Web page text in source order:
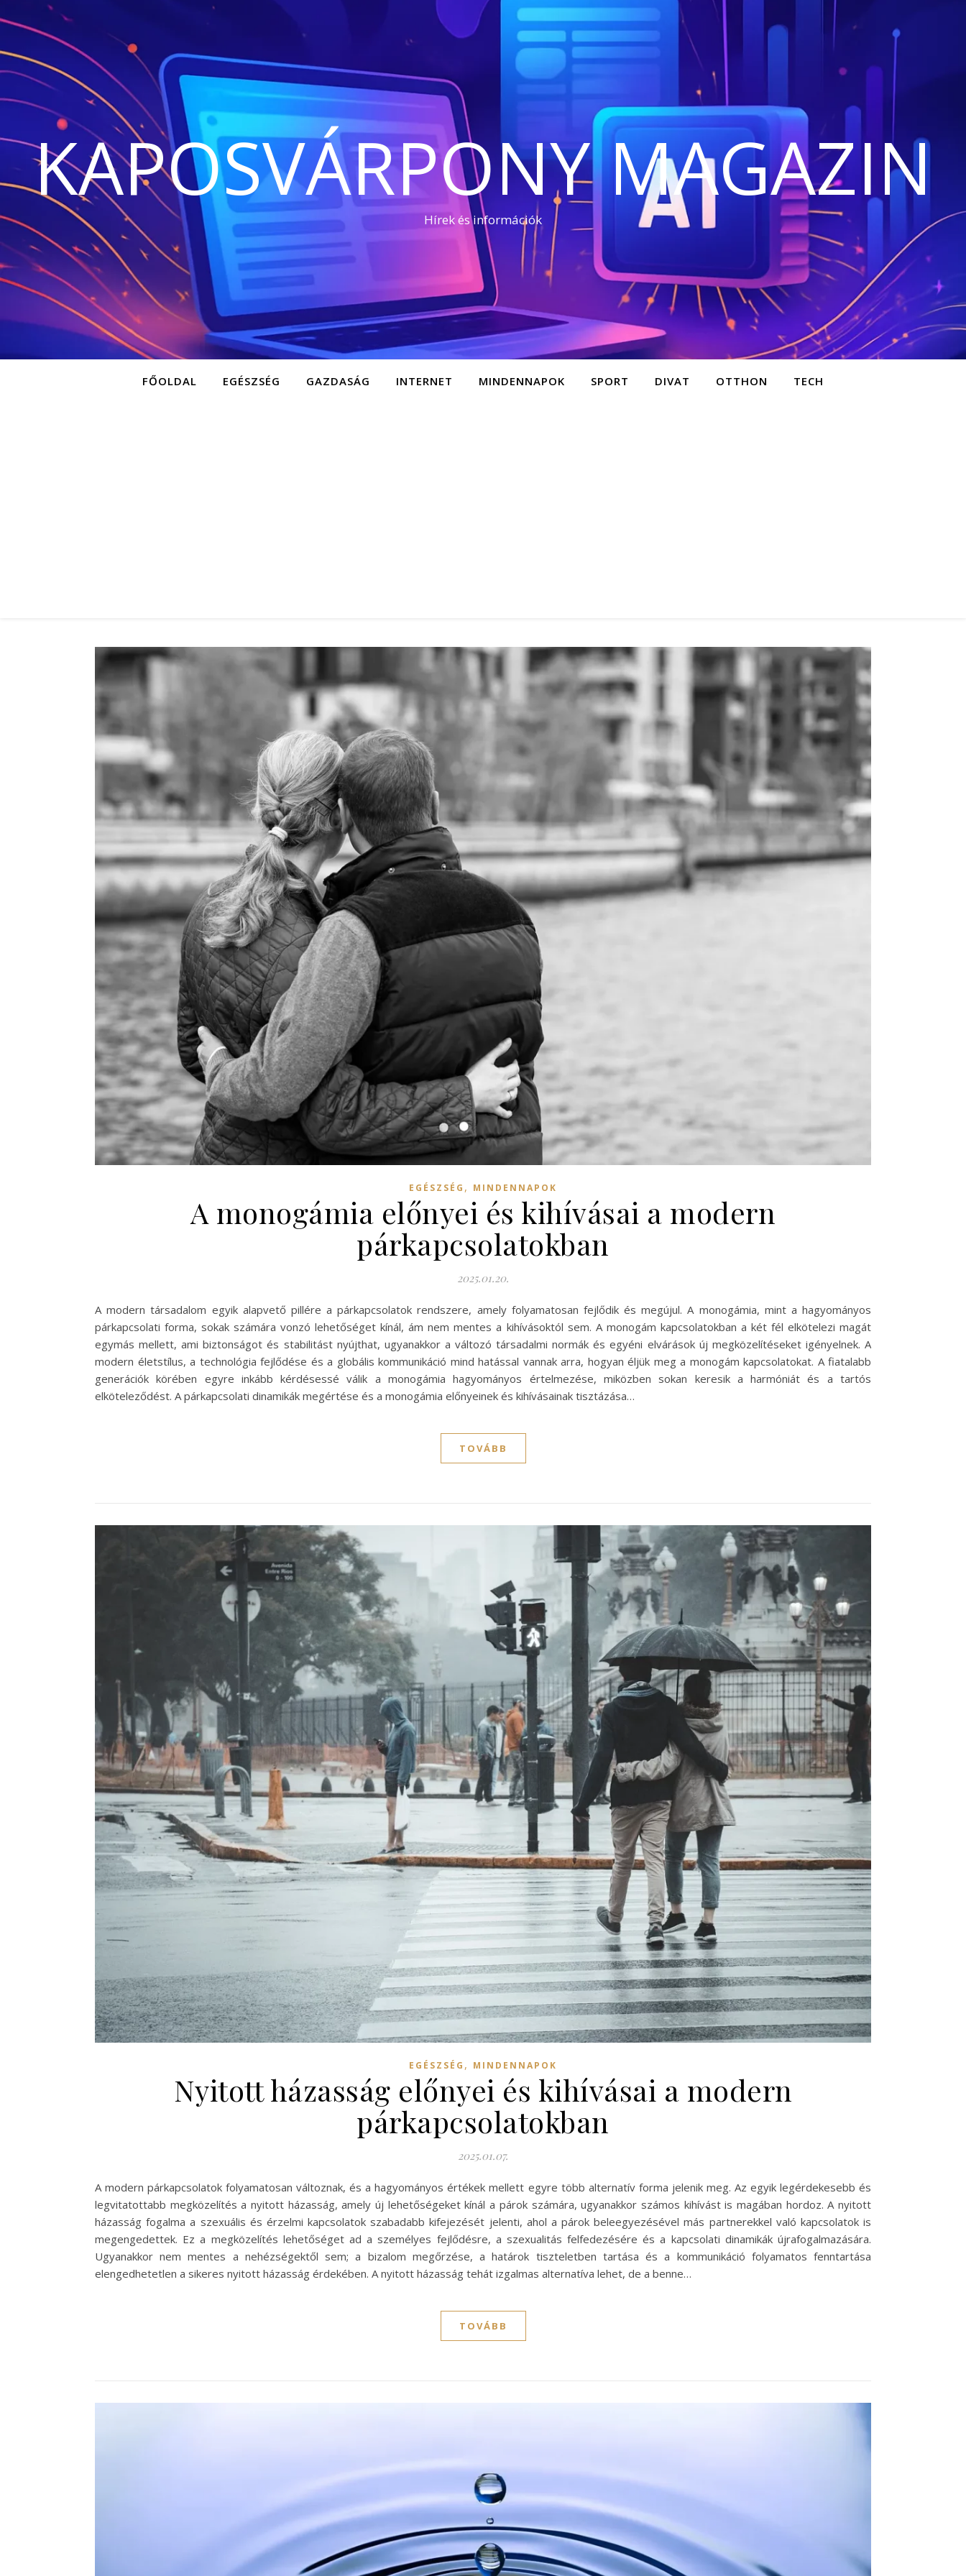
KAPOSVÁRPONY MAGAZIN
Hírek és információk
FŐOLDAL EGÉSZSÉG GAZDASÁG INTERNET MINDENNAPOK SPORT DIVAT OTTHON TECH
EGÉSZSÉG , MINDENNAPOK
A monogámia előnyei és kihívásai a modern
párkapcsolatokban
2025.01.20.
A modern társadalom egyik alapvető pillére a párkapcsolatok rendszere, amely folyamatosan fejlődik és megújul. A monogámia, mint a hagyományos
párkapcsolati forma, sokak számára vonzó lehetőséget kínál, ám nem mentes a kihívásoktól sem. A monogám kapcsolatokban a két fél elkötelezi magát
egymás mellett, ami biztonságot és stabilitást nyújthat, ugyanakkor a változó társadalmi normák és egyéni elvárások új megközelítéseket igényelnek. A
modern életstílus, a technológia fejlődése és a globális kommunikáció mind hatással vannak arra, hogyan éljük meg a monogám kapcsolatokat. A fiatalabb
generációk körében egyre inkább kérdésessé válik a monogámia hagyományos értelmezése, miközben sokan keresik a harmóniát és a tartós
elköteleződést. A párkapcsolati dinamikák megértése és a monogámia előnyeinek és kihívásainak tisztázása…
TOVÁBB
EGÉSZSÉG , MINDENNAPOK
Nyitott házasság előnyei és kihívásai a modern
párkapcsolatokban
2025.01.07.
A modern párkapcsolatok folyamatosan változnak, és a hagyományos értékek mellett egyre több alternatív forma jelenik meg. Az egyik legérdekesebb és
legvitatottabb megközelítés a nyitott házasság, amely új lehetőségeket kínál a párok számára, ugyanakkor számos kihívást is magában hordoz. A nyitott
házasság fogalma a szexuális és érzelmi kapcsolatok szabadabb kifejezését jelenti, ahol a párok beleegyezésével más partnerekkel való kapcsolatok is
megengedettek. Ez a megközelítés lehetőséget ad a személyes fejlődésre, a szexualitás felfedezésére és a kapcsolati dinamikák újrafogalmazására.
Ugyanakkor nem mentes a nehézségektől sem; a bizalom megőrzése, a határok tiszteletben tartása és a kommunikáció folyamatos fenntartása
elengedhetetlen a sikeres nyitott házasság érdekében. A nyitott házasság tehát izgalmas alternatíva lehet, de a benne…
TOVÁBB